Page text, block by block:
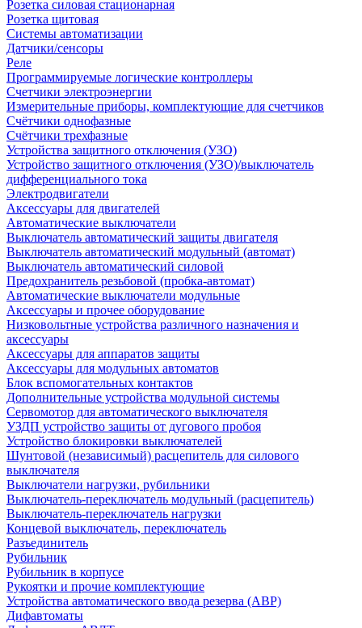
Розетка силовая стационарная
Розетка щитовая
Системы автоматизации
Датчики/сенсоры
Реле
Программируемые логические контроллеры
Счетчики электроэнергии
Измерительные приборы, комплектующие для счетчиков
Счётчики однофазные
Счётчики трехфазные
Устройства защитного отключения (УЗО)
Устройство защитного отключения (УЗО)/выключатель
дифференциального тока
Электродвигатели
Аксессуары для двигателей
Автоматические выключатели
Выключатель автоматический защиты двигателя
Выключатель автоматический модульный (автомат)
Выключатель автоматический силовой
Предохранитель резьбовой (пробка-автомат)
Автоматические выключатели модульные
Аксессуары и прочее оборудование
Низковольтные устройства различного назначения и
аксессуары
Аксессуары для аппаратов защиты
Аксессуары для модульных автоматов
Блок вспомогательных контактов
Дополнительные устройства модульной системы
Сервомотор для автоматического выключателя
УЗДП устройство защиты от дугового пробоя
Устройство блокировки выключателей
Шунтовой (независимый) расцепитель для силового
выключателя
Выключатели нагрузки, рубильники
Выключатель-переключатель модульный (расцепитель)
Выключатель-переключатель нагрузки
Концевой выключатель, переключатель
Разъединитель
Рубильник
Рубильник в корпусе
Рукоятки и прочие комплектующие
Устройства автоматического ввода резерва (АВР)
Дифавтоматы